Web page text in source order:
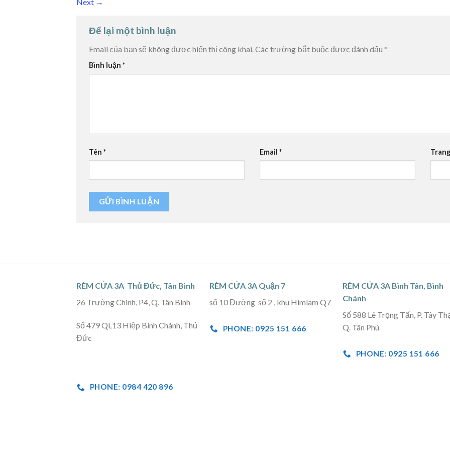
Để lại một bình luận
Email của bạn sẽ không được hiển thị công khai.Các trường bắt buộc được đánh dấu *
Bình luận *
Tên * Email *
RÈM CỬA 3A Thủ Đức, Tân Bình
26 Trường Chinh, P4, Q. Tân Bình
Số 479 QL13 Hiệp Bình Chánh, Thủ
Đức
PHONE: 0984 420 896
RÈM CỬA 3A Quận 7
số 10 Đường số 2 , khu Himlam Q7
PHONE: 0925 151 666
RÈM CỬA 3A Bình Tân, Bình
Chánh
Số 588 Lê Trọng Tấn, P. Tây
Q. Tân Phú
PHONE: 0925 151 666